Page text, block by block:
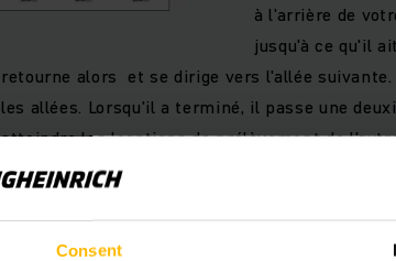
Consent
à l'arrière de
jusqu'à ce qu'il
retourne alors et se dirige vers l'allée
les allées. Lorsqu'il a terminé, il passe une
atteindre les locations de prélèvement de
prélèvement se trouve de l'autre côté de